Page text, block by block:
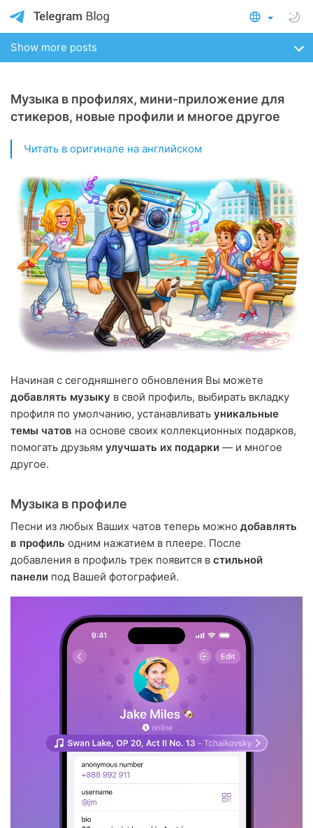
Show more posts
Музыка в профилях, мини-приложение для
стикеров, новые профили и многое другое
Читать в оригинале на английском
Начиная с сегодняшнего обновления Вы можете
добавлять музыку в свой профиль, выбирать вкладку
профиля по умолчанию, устанавливать уникальные
темы чатов на основе своих коллекционных подарков,
помогать друзьям улучшать их подарки — и многое
другое.
Музыка в профиле
Песни из любых Ваших чатов теперь можно добавлять
в профиль одним нажатием в плеере. После
добавления в профиль трек появится в стильной
панели под Вашей фотографией.